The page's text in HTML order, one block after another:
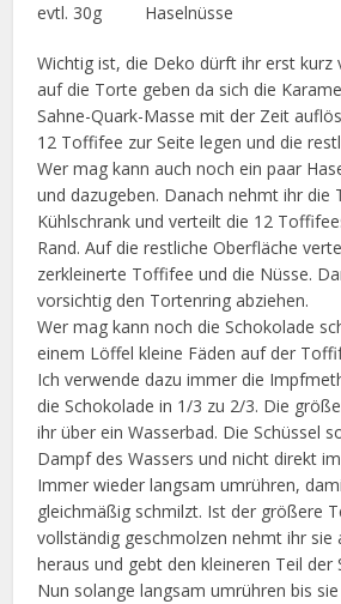
evtl. 30g Haselnüsse
Wichtig ist, die Deko dürft ihr erst kurz
auf die Torte geben da sich die
Sahne-Quark-Masse mit der Zeit
12 Toffifee zur Seite legen und die
Wer mag kann auch noch ein paar
und dazugeben. Danach nehmt ihr die
Kühlschrank und verteilt die 12
Rand. Auf die restliche Oberfläche
zerkleinerte Toffifee und die Nüsse.
vorsichtig den Tortenring abziehen.
Wer mag kann noch die Schokolade
einem Löffel kleine Fäden auf der
Ich verwende dazu immer die
die Schokolade in 1/3 zu 2/3. Die
ihr über ein Wasserbad. Die Schüssel
Dampf des Wassers und nicht direkt
Immer wieder langsam umrühren,
gleichmäßig schmilzt. Ist der größere
vollständig geschmolzen nehmt ihr sie
heraus und gebt den kleineren Teil der
Nun solange langsam umrühren bis